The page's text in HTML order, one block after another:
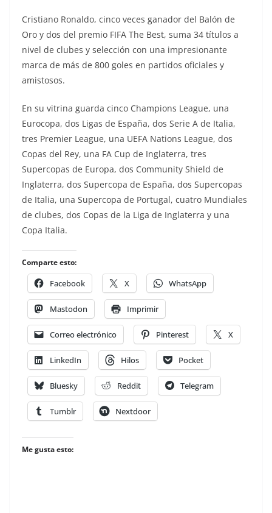
Cristiano Ronaldo, cinco veces ganador del Balón de
Oro y dos del premio FIFA The Best, suma 34 títulos a
nivel de clubes y selección con una impresionante
marca de más de 800 goles en partidos oficiales y
amistosos.
En su vitrina guarda cinco Champions League, una
Eurocopa, dos Ligas de España, dos Serie A de Italia,
tres Premier League, una UEFA Nations League, dos
Copas del Rey, una FA Cup de Inglaterra, tres
Supercopas de Europa, dos Community Shield de
Inglaterra, dos Supercopa de España, dos Supercopas
de Italia, una Supercopa de Portugal, cuatro Mundiales
de clubes, dos Copas de la Liga de Inglaterra y una
Copa Italia.
Comparte esto:
Facebook X WhatsApp
Mastodon Imprimir
Correo electrónico Pinterest X
LinkedIn Hilos Pocket
Bluesky Reddit Telegram
Tumblr Nextdoor
Me gusta esto: